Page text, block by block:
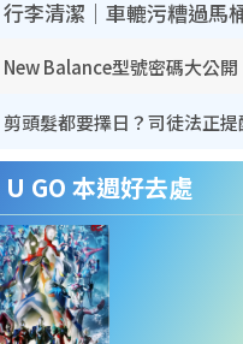
U GO 本週好去處